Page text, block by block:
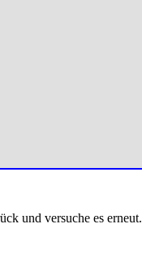
und versuche es erneut.